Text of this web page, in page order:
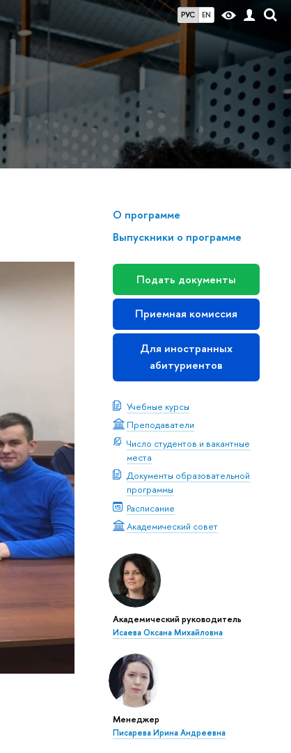
РУС EN
О программе
Выпускники о программе
Подать документы
Приемная комиссия
Для иностранных
абитуриентов
Учебные курсы
Преподаватели
Число студентов и вакантные
места
Документы образовательной
программы
Расписание
Академический совет
Академический руководитель
Исаева Оксана Михайловна
Менеджер
Писарева Ирина Андреевна